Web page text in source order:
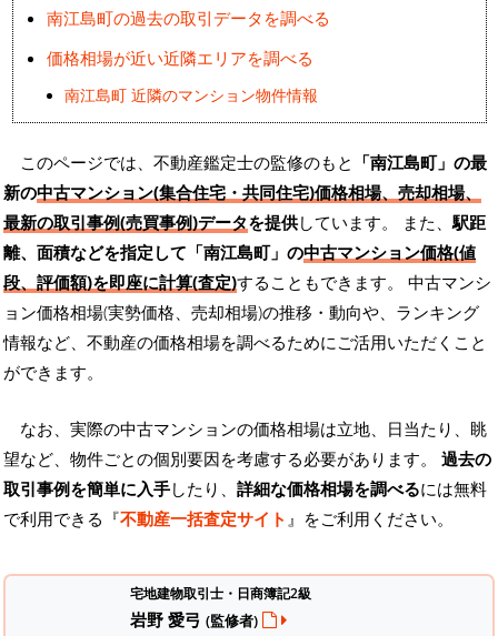
南江島町の過去の取引データを調べる
価格相場が近い近隣エリアを調べる
南江島町 近隣のマンション物件情報
このページでは、不動産鑑定士の監修のもと 「南江島町」の最
新の中古マンション(集合住宅・共同住宅)価格相場、売却相場、
最新の取引事例(売買事例)データを提供しています。 また、駅距
離、面積などを指定して「南江島町」の中古マンション価格(値
段、評価額)を即座に計算(査定)することもできます。 中古マンシ
ョン価格相場(実勢価格、売却相場)の推移・動向や、ランキング
情報など、不動産の価格相場を調べるためにご活用いただくこと
ができます。
なお、実際の中古マンションの価格相場は立地、日当たり、眺
望など、物件ごとの個別要因を考慮する必要があります。 過去の
取引事例を簡単に入手したり、 詳細な価格相場を調べるには無料
で利用できる『不動産一括査定サイト 』をご利用ください。
宅地建物取引士・日商簿記2級
岩野 愛弓 (監修者)